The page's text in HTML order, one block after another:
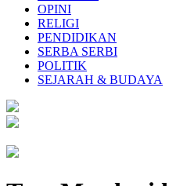
OPINI
RELIGI
PENDIDIKAN
SERBA SERBI
POLITIK
SEJARAH & BUDAYA